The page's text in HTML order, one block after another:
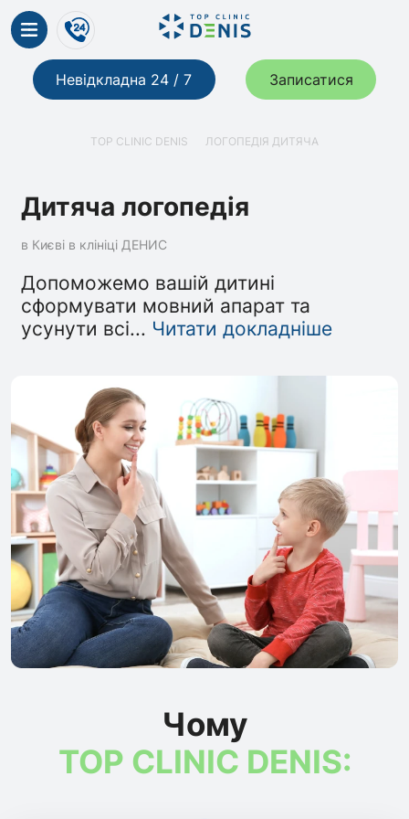
Невідкладна 24 / 7 Записатися
TOP CLINIC DENIS ЛОГОПЕДІЯ ДИТЯЧА
Дитяча логопедія
в Києві в клініці ДЕНИС
Допоможемо вашій дитині
сформувати мовний апарат та
усунути всі... Читати докладніше
Чому
TOP CLINIC DENIS: